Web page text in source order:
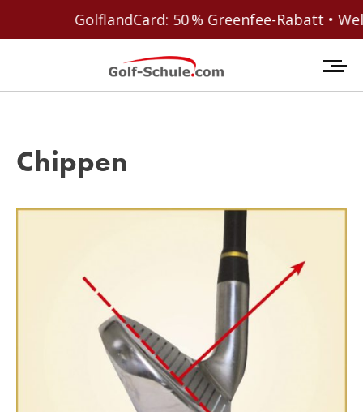
GolflandCard: 50 % Greenfee-Rabatt • Welcome
Chippen